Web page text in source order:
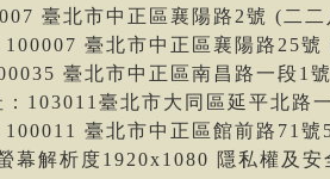
臺北市中正區襄陽路2號 (二二
臺北市中正區襄陽路25號
臺北市中正區南昌路一段1號
103011臺北市大同區延平北路
臺北市中正區館前路71號
解析度1920x1080 隱私權及安